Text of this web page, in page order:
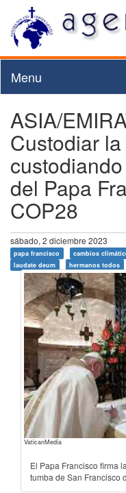
Menu
ASIA/
Custodiar
del Papa
COP28
sábado, 2 diciembre 2023
papa francisco cambios
laudate deum
hermanos todos
VaticanMedia
El Papa Francisco firma
tumba de San Francisco